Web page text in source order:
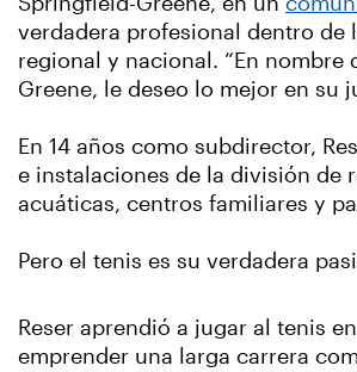
verdadera profesional dentro de
regional y nacional. “En nombre
Greene, le deseo lo mejor en su
En 14 años como subdirector,
e instalaciones de la división de
acuáticas, centros familiares y
Pero el tenis es su verdadera
Reser aprendió a jugar al tenis
emprender una larga carrera